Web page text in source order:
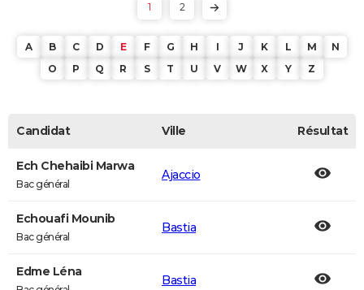
1 2
A B C D E F G H I J K L M
N
O
P Q R S T U V W X Y Z
Candidat Ville Résultat
Ech Chehaibi Marwa
Bac général
Ajaccio
Echouafi Mounib
Bac général
Bastia
Edme Léna
Bastia